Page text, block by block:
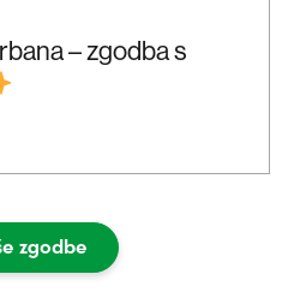
– zgodba s
zgodbe